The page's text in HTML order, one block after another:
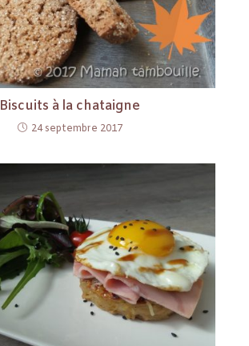
Biscuits à la chataigne
24 septembre 2017